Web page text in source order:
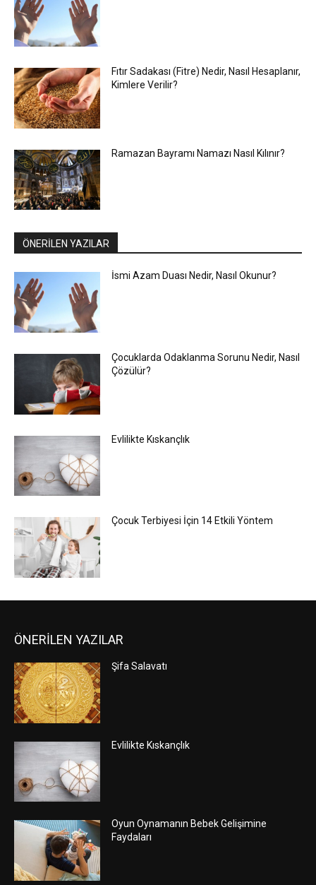
Fıtır Sadakası (Fitre) Nedir, Nasıl Hesaplanır,
Kimlere Verilir?
Ramazan Bayramı Namazı Nasıl Kılınır?
ÖNERİLEN YAZILAR
İsmi Azam Duası Nedir, Nasıl Okunur?
Çocuklarda Odaklanma Sorunu Nedir, Nasıl
Çözülür?
Evlilikte Kıskançlık
Çocuk Terbiyesi İçin 14 Etkili Yöntem
ÖNERİLEN YAZILAR
Şifa Salavatı
Evlilikte Kıskançlık
Oyun Oynamanın Bebek Gelişimine
Faydaları